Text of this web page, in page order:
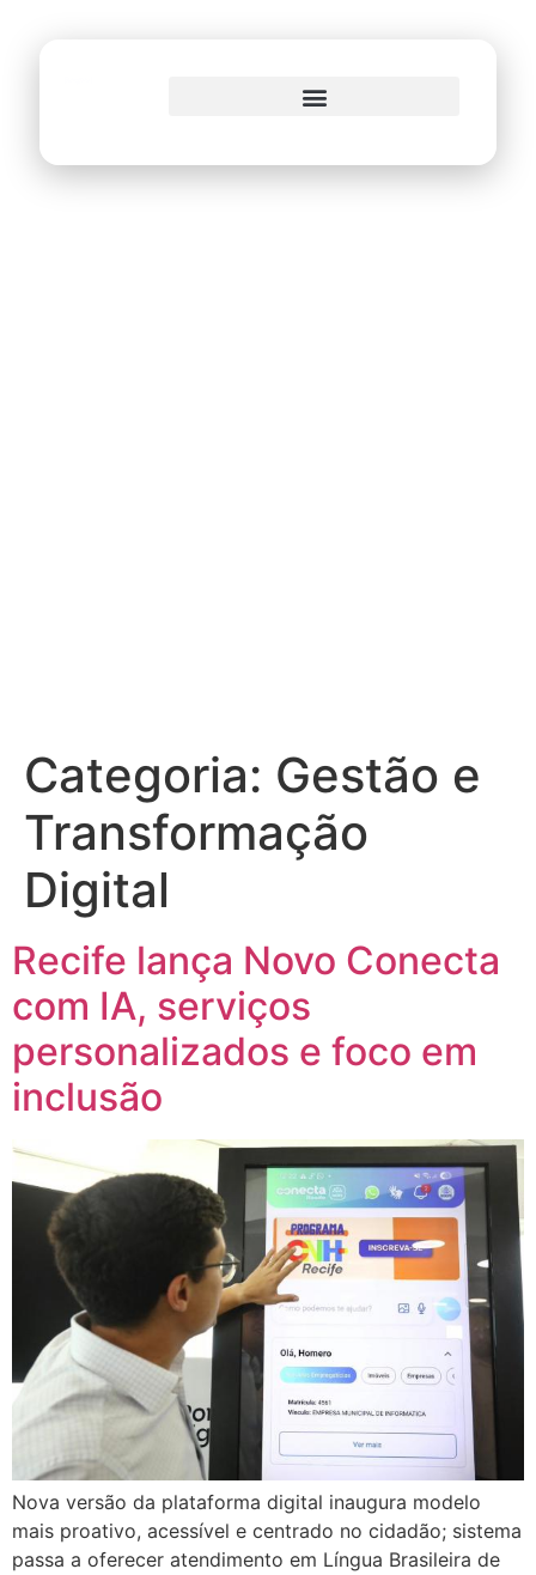
Categoria: Gestão e
Transformação
Digital
Recife lança Novo Conecta
com IA, serviços
personalizados e foco em
inclusão
Nova versão da plataforma digital inaugura modelo
mais proativo, acessível e centrado no cidadão; sistema
passa a oferecer atendimento em Língua Brasileira de